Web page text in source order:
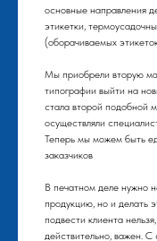
основные направления
этикетки,
(оборачиваемых
Мы приобрели вторую
типографии выйти на
стала второй подобной
осуществляли
Теперь мы можем быть
заказчиков
В печатном деле нужно
продукцию, но и делать
подвести клиента
действительно, важен.